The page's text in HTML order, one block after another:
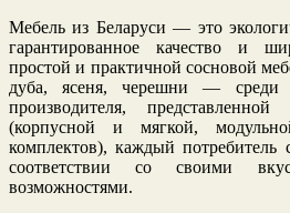
Мебель из Беларуси — это
гарантированное качество и
простой и практичной сосновой
дуба, ясеня, черешни — среди
производителя,
(корпусной и мягкой,
комплектов), каждый потребитель
соответствии со своими
возможностями.